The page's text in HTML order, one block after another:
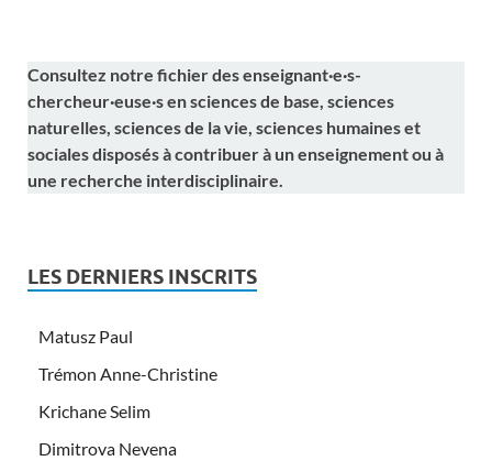
Consultez notre fichier des enseignant·e·s-
chercheur·euse·s en sciences de base, sciences
naturelles, sciences de la vie, sciences humaines et
sociales disposés à contribuer à un enseignement ou à
une recherche interdisciplinaire.
LES DERNIERS INSCRITS
Matusz Paul
Trémon Anne-Christine
Krichane Selim
Dimitrova Nevena